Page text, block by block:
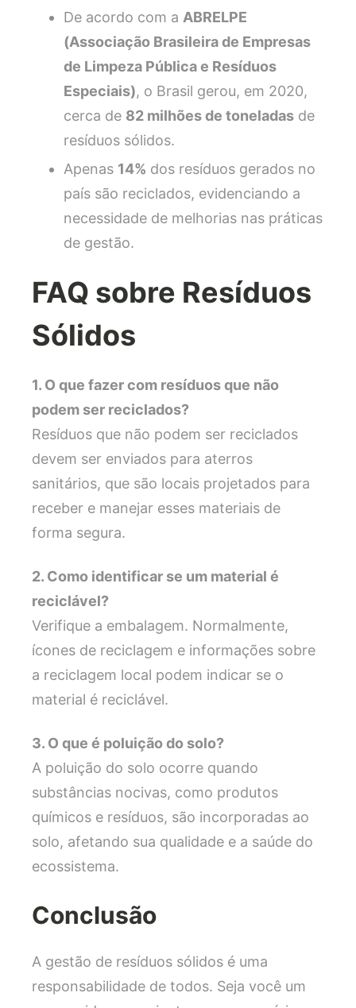
De acordo com a ABRELPE
(Associação Brasileira de Empresas
de Limpeza Pública e Resíduos
Especiais), o Brasil gerou, em 2020,
cerca de 82 milhões de toneladas de
resíduos sólidos.
Apenas 14% dos resíduos gerados no
país são reciclados, evidenciando a
necessidade de melhorias nas práticas
de gestão.
FAQ sobre Resíduos
Sólidos
1. O que fazer com resíduos que não
podem ser reciclados?
Resíduos que não podem ser reciclados
devem ser enviados para aterros
sanitários, que são locais projetados para
receber e manejar esses materiais de
forma segura.
2. Como identificar se um material é
reciclável?
Verifique a embalagem. Normalmente,
ícones de reciclagem e informações sobre
a reciclagem local podem indicar se o
material é reciclável.
3. O que é poluição do solo?
A poluição do solo ocorre quando
substâncias nocivas, como produtos
químicos e resíduos, são incorporadas ao
solo, afetando sua qualidade e a saúde do
ecossistema.
Conclusão
A gestão de resíduos sólidos é uma
responsabilidade de todos. Seja você um